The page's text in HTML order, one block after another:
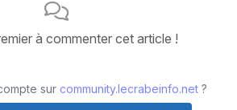
à commenter cet article !
sur community.lecrabeinfo.net ?